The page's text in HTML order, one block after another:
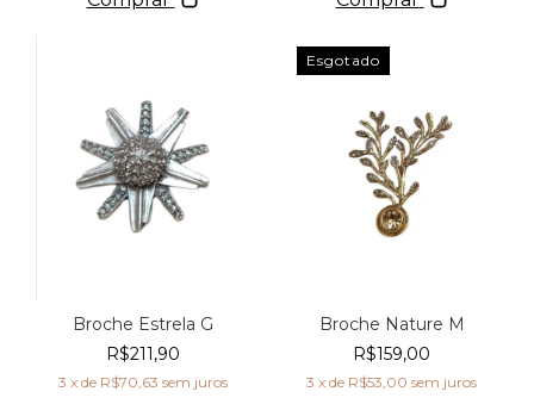
Broche Estrela G
R$211,90
3 x de R$70,63 sem juros
Esgotado
Broche Nature M
R$159,00
3 x de R$53,00 sem juros